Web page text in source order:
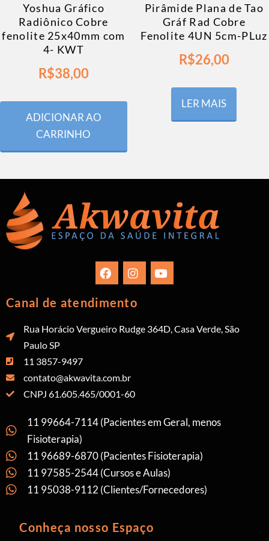
Yoshua Gráfico
Radiônico Cobre
fenolite 25x40mm com
4- KWT
R$38,00
ADICIONAR AO
CARRINHO
Pirâmide Plana de Tao
Gráf Rad Cobre
Fenolite 4UN 5cm-PLuz
R$26,00
LER MAIS
Canal de atendimento
Rua Horácio Vergueiro Rudge 364D, Casa Verde, São
Paulo SP
11 3857-9497
contato@akwavita.com.br
CNPJ 61.605.465/0001-60
11 99664-7114 (Pacientes em Geral, menos
Fisioterapia)
11 96689-6870 (Pacientes Fisioterapia)
11 97585-2544 (Cursos e Aulas)
11 95038-9112 (Clientes/Fornecedores)
Conheça nosso Espaço